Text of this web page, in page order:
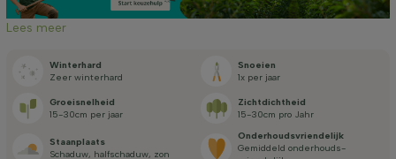
Toepassing
Bloeimaand
Lees meer
Winterhard
zeer winterhard
Snoeien
1x per jaar
Groei­snelheid
15-30cm per jaar
Zicht­dichtheid
15-30cm pro Jahr
Staan­plaats
schaduw, halfschaduw, zon
Onderhouds­vriendelijk
gemiddeld onderhouds­